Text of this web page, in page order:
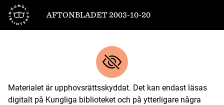
Till startsidan
AFTONBLADET 2003-10-20
Materialet är upphovsrättsskyddat. Det kan endast läsas
digitalt på Kungliga biblioteket och på ytterligare några